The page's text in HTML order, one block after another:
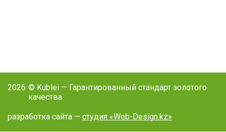
2026 © Kublei — Гарантированный стандарт золотого
качества
разработка сайта — студия «Web-Design.kz»